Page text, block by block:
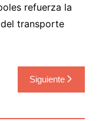
refuerza la
transporte
Siguiente